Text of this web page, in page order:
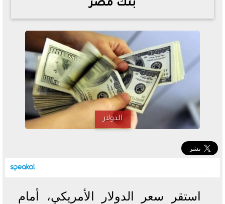
تصرف مثير من ميسي ونجوم الأرجنتين قبل مواجهة مصر
- 2026
تحسن حالة فضل شاكر الصحية وخروجه من المستشفى |
أسعار الحديد والأسمنت اليوم الإثنين 6 - 7 - 2026
بنك مصر
الدولار
استقر سعر الدولار الأمريكي، أمام